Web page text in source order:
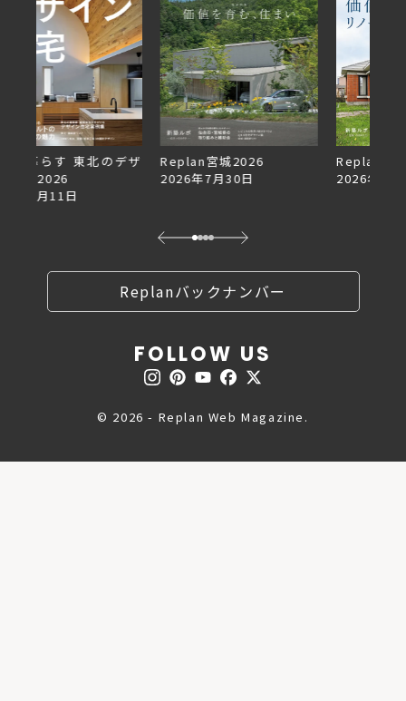
Replan宮城2026
2026年7月30日
Replan北海道VOL.153
2026年6月27日
Replanバックナンバー
FOLLOW US
© 2026 - Replan Web Magazine.